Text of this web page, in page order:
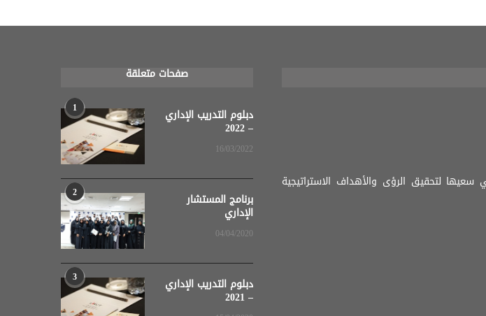
لتحقيق الرؤى والأهداف الاستراتيجية
صفحات متعلقة
1 دبلوم التدريب الإداري
– 2022
16/03/2022
2 برنامج المستشار
الإداري
04/04/2020
3 دبلوم التدريب الإداري
– 2021